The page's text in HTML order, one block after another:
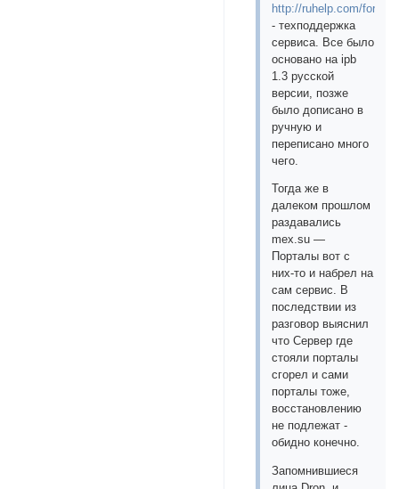
http://ruhelp.com/
- техподдержка
сервиса. Все было
основано на ipb
1.3 русской
версии, позже
было дописано в
ручную и
переписано много
чего.
Тогда же в
далеком прошлом
раздавались
mex.su —
Порталы вот с
них-то и набрел на
сам сервис. В
последствии из
разговор выяснил
что Сервер где
стояли порталы
сгорел и сами
порталы тоже,
восстановлению
не подлежат -
обидно конечно.
Запомнившиеся